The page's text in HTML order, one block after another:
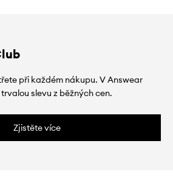
při každém nákupu. V Answear
trvalou slevu z běžných cen.
Zjistěte více